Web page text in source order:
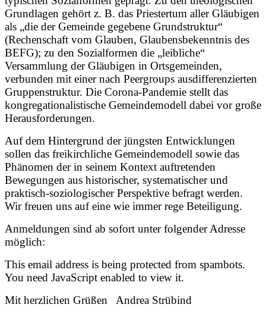
Grundlagen gehört z. B. das Priestertum aller Gläubigen
als „die der Gemeinde gegebene Grundstruktur“
(Rechenschaft vom Glauben, Glaubensbekenntnis des
BEFG); zu den Sozialformen die „leibliche“
Versammlung der Gläubigen in Ortsgemeinden,
verbunden mit einer nach Peergroups ausdifferenzierten
Gruppenstruktur. Die Corona-Pandemie stellt das
kongregationalistische Gemeindemodell dabei vor große
Herausforderungen.
Auf dem Hintergrund der jüngsten Entwicklungen
sollen das freikirchliche Gemeindemodell sowie das
Phänomen der in seinem Kontext auftretenden
Bewegungen aus historischer, systematischer und
praktisch-soziologischer Perspektive befragt werden.
Wir freuen uns auf eine wie immer rege Beteiligung.
Anmeldungen sind ab sofort unter folgender Adresse
möglich:
This email address is being protected from spambots.
You need JavaScript enabled to view it.
Mit herzlichen Grüßen Andrea Strübind